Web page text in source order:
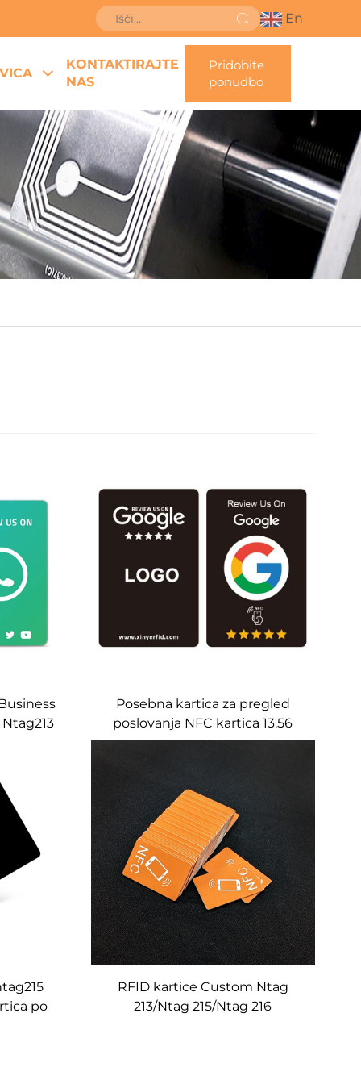
En
KONTAKTIRAJTE
NAS
Pridobite
ponudbo
Posebna kartica za pregled
poslovanja NFC kartica 13.56
MHz RFID
po
RFID kartice Custom Ntag
213/Ntag 215/Ntag 216